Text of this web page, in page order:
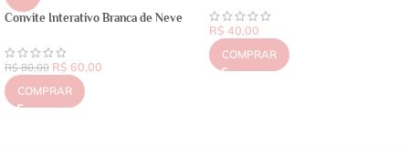
Convite Interativo Branca de Neve
R$80,00 R$ 60,00
COMPRAR
R$ 40,00
COMPRAR